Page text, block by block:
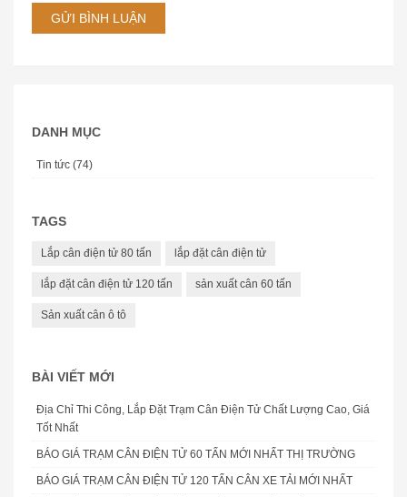
GỬI BÌNH LUẬN
DANH MỤC
Tin tức (74)
TAGS
Lắp cân điện tử 80 tấn lắp đặt cân điện tử
lắp đặt cân điện tử 120 tấn sản xuất cân 60 tấn
Sản xuất cân ô tô
BÀI VIẾT MỚI
Địa Chỉ Thi Công, Lắp Đặt Trạm Cân Điện Tử Chất Lượng Cao, Giá
Tốt Nhất
BÁO GIÁ TRẠM CÂN ĐIỆN TỬ 60 TẤN MỚI NHẤT THỊ TRƯỜNG
BÁO GIÁ TRẠM CÂN ĐIỆN TỬ 120 TẤN CÂN XE TẢI MỚI NHẤT